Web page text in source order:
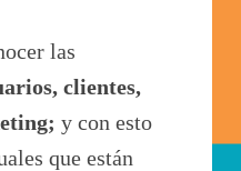
las
clientes,
y con esto
que están